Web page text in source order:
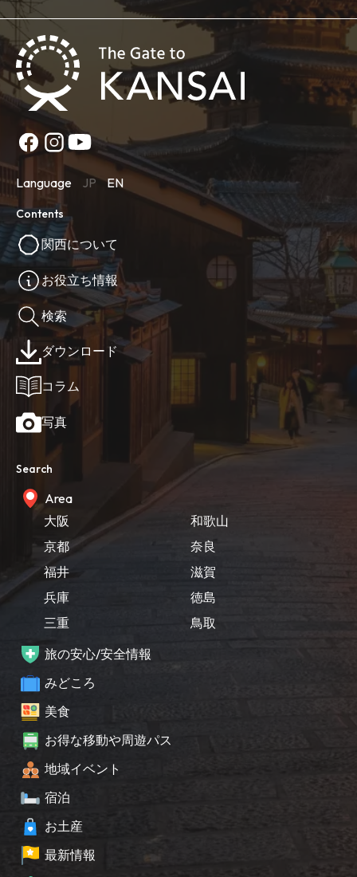
Language JP EN
Contents
関西について
お役立ち情報
検索
ダウンロード
コラム
写真
Search
Area
大阪
京都
福井
兵庫
三重
和歌山
奈良
滋賀
徳島
鳥取
旅の安心/安全情報
みどころ
美食
お得な移動や周遊パス
地域イベント
宿泊
お土産
最新情報